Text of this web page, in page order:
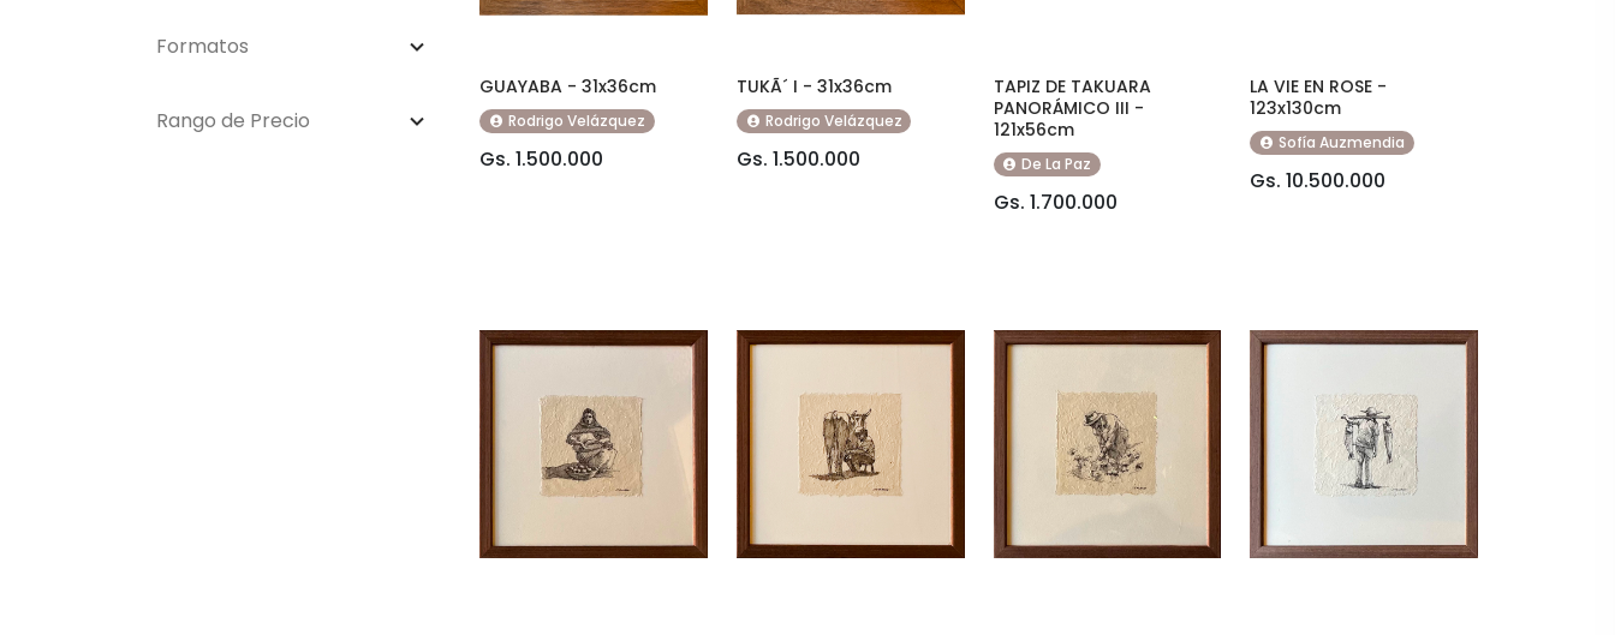
Formatos
Rango de Precio
GUAYABA - 31x36cm
Rodrigo Velázquez
Gs. 1.500.000
TUKÃ´ I - 31x36cm
Rodrigo Velázquez
Gs. 1.500.000
TAPIZ DE TAKUARA
PANORÁMICO III -
121x56cm
De La Paz
Gs. 1.700.000
LA VIE EN ROSE -
123x130cm
Sofía Auzmendia
Gs. 10.500.000